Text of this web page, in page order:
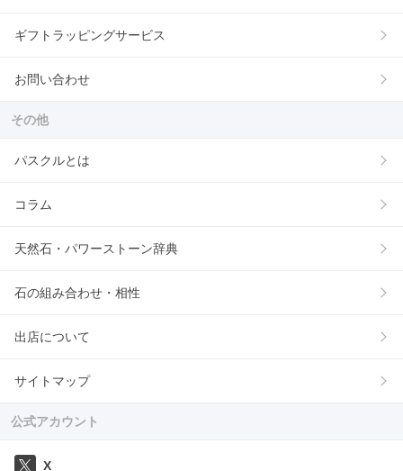
ギフトラッピングサービス
お問い合わせ
その他
パスクルとは
コラム
天然石・パワーストーン辞典
石の組み合わせ・相性
出店について
サイトマップ
公式アカウント
X